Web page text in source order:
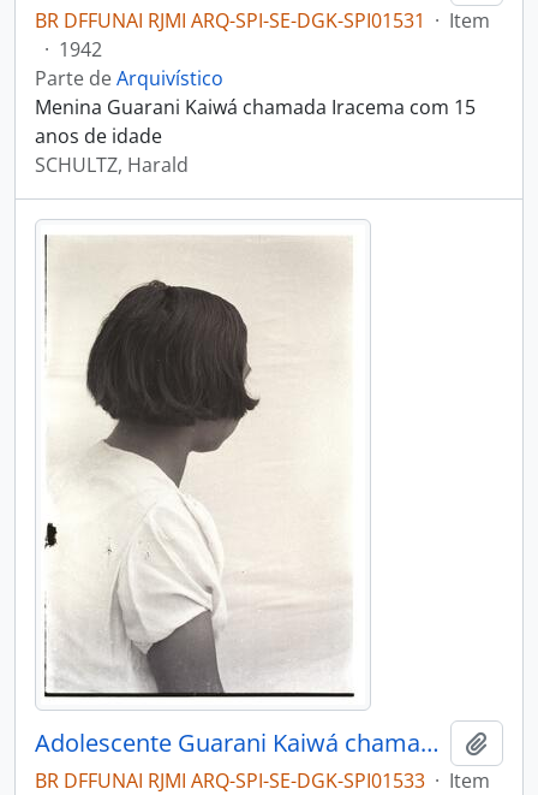
BR DFFUNAI RJMI ARQ-SPI-SE-DGK-SPI01531 · Item
· 1942
Parte deArquivístico
Menina Guarani Kaiwá chamada Iracema com 15
anos de idade
SCHULTZ, Harald
Adolescente Guarani Kaiwá chamada Iracema
BR DFFUNAI RJMI ARQ-SPI-SE-DGK-SPI01533 · Item